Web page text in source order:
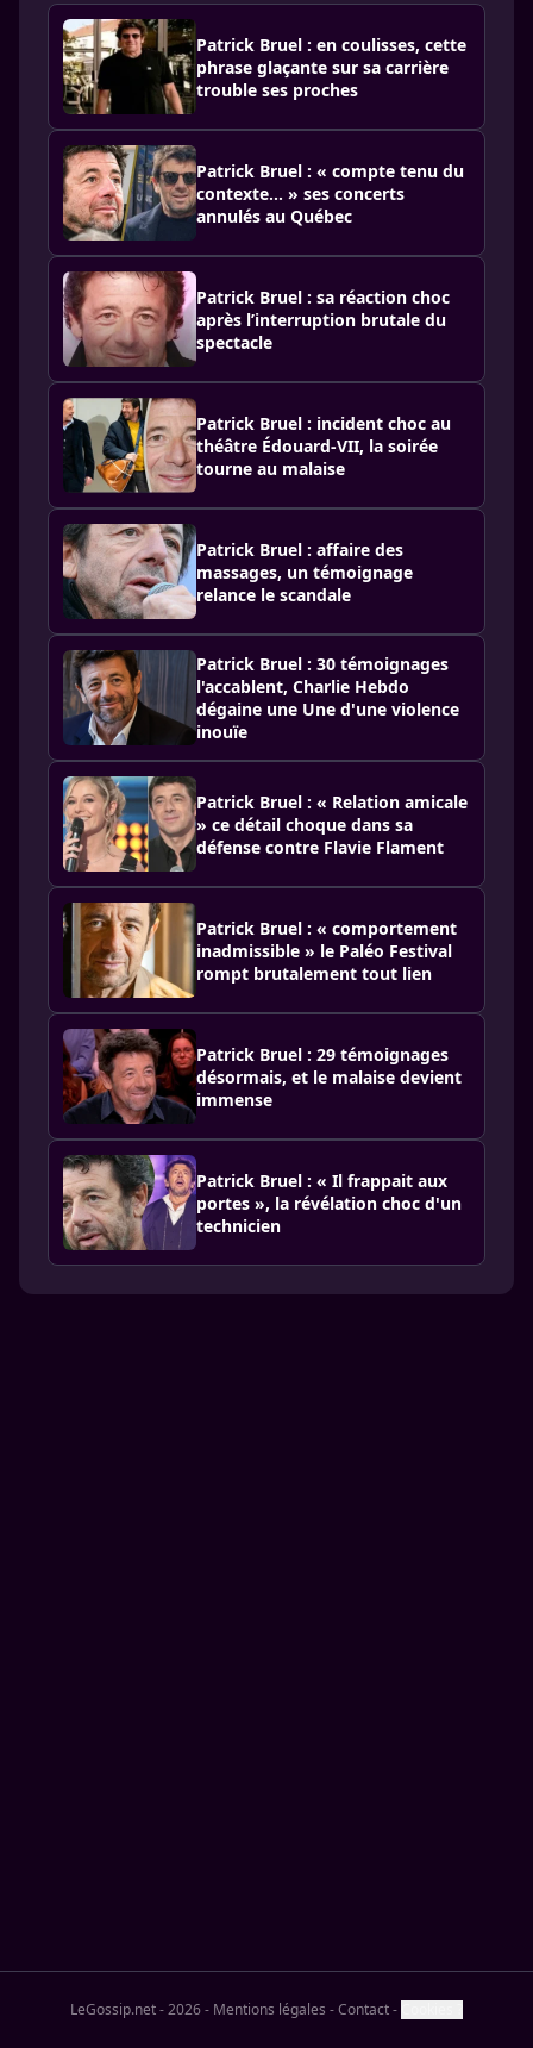
Patrick Bruel : en coulisses, cette
phrase glaçante sur sa carrière
trouble ses proches
Patrick Bruel : « compte tenu du
contexte… » ses concerts
annulés au Québec
Patrick Bruel : sa réaction choc
après l’interruption brutale du
spectacle
Patrick Bruel : incident choc au
théâtre Édouard-VII, la soirée
tourne au malaise
Patrick Bruel : affaire des
massages, un témoignage
relance le scandale
Patrick Bruel : 30 témoignages
l'accablent, Charlie Hebdo
dégaine une Une d'une violence
inouïe
Patrick Bruel : « Relation amicale
» ce détail choque dans sa
défense contre Flavie Flament
Patrick Bruel : « comportement
inadmissible » le Paléo Festival
rompt brutalement tout lien
Patrick Bruel : 29 témoignages
désormais, et le malaise devient
immense
Patrick Bruel : « Il frappait aux
portes », la révélation choc d'un
technicien
LeGossip.net - 2026- Mentions légales -Contact-